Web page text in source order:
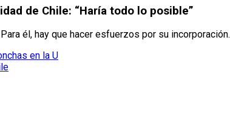
de Chile: “Haría todo lo posible”
él, hay que hacer esfuerzos por su incorporación.
en la U